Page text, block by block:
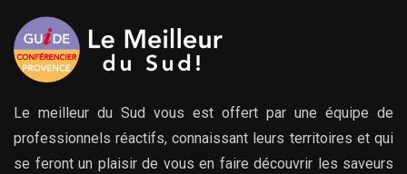
Le meilleur du Sud vous est offert par une équipe de
professionnels réactifs, connaissant leurs territoires et qui
se feront un plaisir de vous en faire découvrir les saveurs